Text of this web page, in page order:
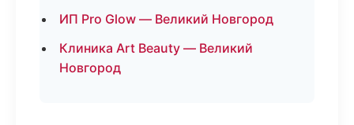
ИП Pro Glow — Великий Новгород
Клиника Art Beauty — Великий
Новгород